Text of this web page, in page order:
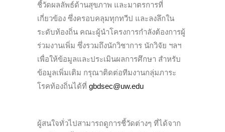
ชี้วัดผลลัพธ์ด้านสุขภาพ และมาตรการที่
เกี่ยวข้อง ซึ่งครอบคลุมทุกทวีป และลงลึกใน
ระดับท้องถิ่น คณะผู้นำโครงการกำลังต้องการผู้
ร่วมงานเพิ่ม ซึ่งรวมถึงนักวิชาการ นักวิจัย ฯลฯ
เพื่อให้ข้อมูลและประเมินผลการศึกษา สำหรับ
ข้อมูลเพิ่มเติม กรุณาติดต่อทีมงานกลุ่มภาระ
โรคท้องถิ่นได้ที่ gbdsec@uw.edu
ผู้สนใจทั่วไปสามารถดูการชี้วัดต่างๆ ที่ได้จาก